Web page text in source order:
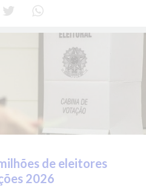
de eleitores
2026